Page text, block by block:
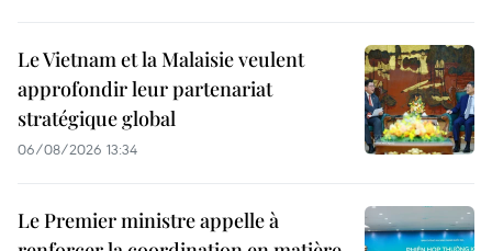
Le Vietnam et la Malaisie veulent
approfondir leur partenariat
stratégique global
06/08/2026 13:34
Le Premier ministre appelle à